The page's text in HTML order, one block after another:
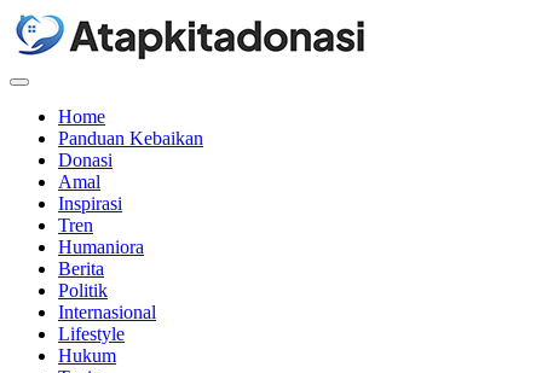
Menu
Home
Panduan Kebaikan
Donasi
Amal
Inspirasi
Tren
Humaniora
Berita
Politik
Internasional
Lifestyle
Hukum